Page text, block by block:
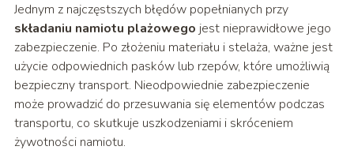
Jednym z najczęstszych błędów popełnianych przy
składaniu namiotu plażowego jest nieprawidłowe jego
zabezpieczenie. Po złożeniu materiału i stelaża, ważne jest
użycie odpowiednich pasków lub rzepów, które umożliwią
bezpieczny transport. Nieodpowiednie zabezpieczenie
może prowadzić do przesuwania się elementów podczas
transportu, co skutkuje uszkodzeniami i skróceniem
żywotności namiotu.